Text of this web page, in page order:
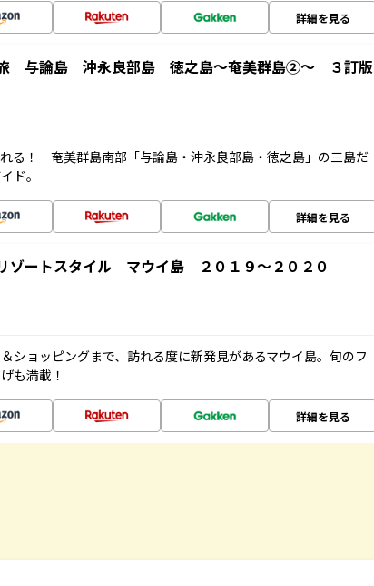
詳細を見る
与論島 沖永良部島 徳之島～奄美群島②～ ３訂版
る！ 奄美群島南部「与論島・沖永良部島・徳之島」の三島だ
ド。
詳細を見る
ートスタイル マウイ島 ２０１９～２０２０
ショッピングまで、訪れる度に新発見があるマウイ島。旬のフ
も満載！
詳細を見る